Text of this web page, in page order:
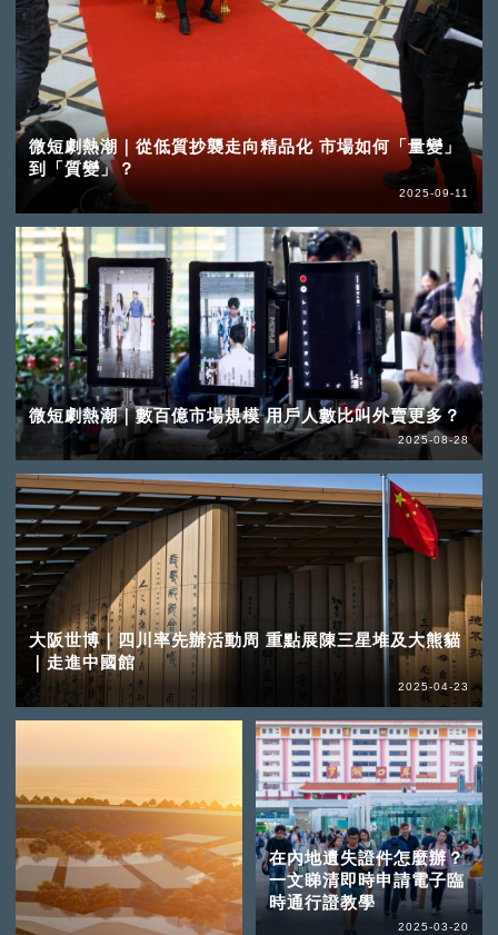
微短劇熱潮｜從低質抄襲走向精品化 市場如何「量變」
到「質變」？
2025-09-11
微短劇熱潮｜數百億市場規模 用戶人數比叫外賣更多？
2025-08-28
大阪世博｜四川率先辦活動周 重點展陳三星堆及大熊貓
｜走進中國館
2025-04-23
在內地遺失證件怎麼辦？
一文睇清即時申請電子臨
時通行證教學
2025-03-20